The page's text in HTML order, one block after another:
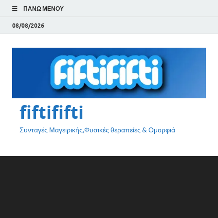
ΠΆΝΩ ΜΕΝΟΎ
08/08/2026
fiftififti
Συνταγές Μαγειρικής,Φυσικές θεραπείες & Ομορφιά